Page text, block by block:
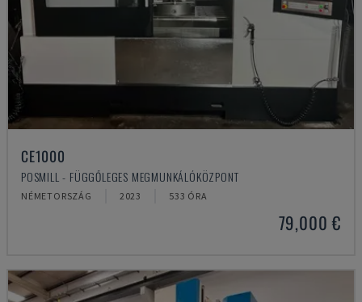
CE1000
POSMILL - FÜGGŐLEGES MEGMUNKÁLÓKÖZPONT
NÉMETORSZÁG 2023 533 ÓRA
79,000 €